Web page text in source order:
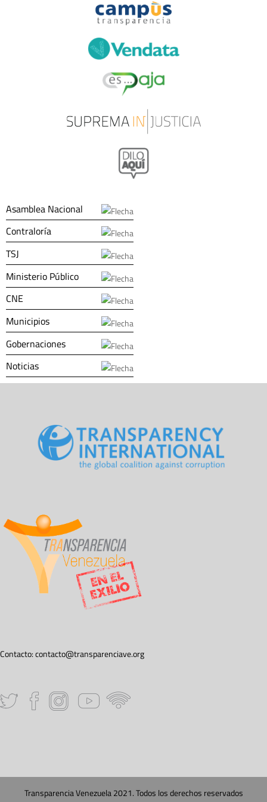
Asamblea Nacional
Contraloría
TSJ
Ministerio Público
CNE
Municipios
Gobernaciones
Noticias
Contacto:contacto@transparenciave.org
Transparencia Venezuela 2021. Todos los derechos reservados